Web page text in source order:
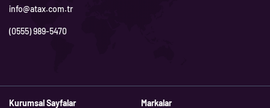
info@atax.com.tr
(0555) 989-5470
Kurumsal Sayfalar
Markalar